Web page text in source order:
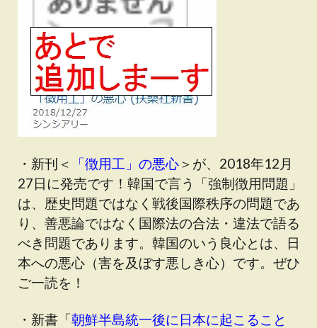
・新刊＜ 「徴用工」の悪心＞が、2018年12月
27日に発売です！韓国で言う「強制徴用問題」
は、歴史問題ではなく戦後国際秩序の問題であ
り、善悪論ではなく国際法の合法・違法で語る
べき問題であります。韓国のいう良心とは、日
本への悪心（害を及ぼす悪しき心）です。ぜひ
ご一読を！
・新書「朝鮮半島統一後に日本に起こること